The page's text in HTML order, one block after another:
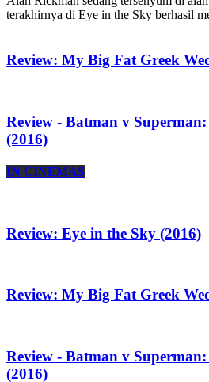
terakhirnya di Eye in the Sky berhasil
Review: My Big Fat Greek
Review - Batman v
(2016)
IN CINEMAS
Review: Eye in the Sky (2016)
Review: My Big Fat Greek
Review - Batman v
(2016)